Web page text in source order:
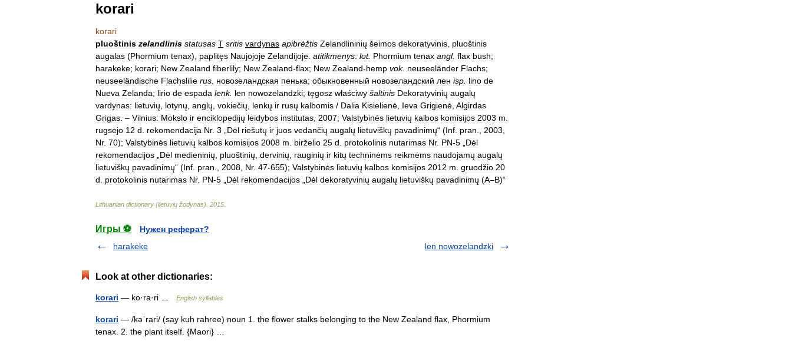
korari
korari
pluoštinis zelandlinis statusas T sritis vardynas apibrėžtis Zelandlininių šeimos dekoratyvinis pluoštinis
augalas (Phormium tenax), paplitęs Naujojoje Zelandijoje atitikmenys: lot. Phormium tenax angl. flax bush;
harakeke; korari; New Zealand fiberlily; New Zealand-flax; New Zealand-hemp vok. neuseeländer Flachs;
neuseeländische Flachslilie rus новозеландская пенька; обыкновенный новозеландский лен isp lino de
Nueva Zelanda; lirio de espada lenk. len nowozelandzki; tęgosz właściwy šaltinis Dekoratyvinių augalų
vardynas: lietuvių lotynų anglų vokiečių lenkų ir rusų kalbomis / Dalia Kisielienė Ieva Grigienė Algirdas
Grigas . – Vilnius: Mokslo ir enciklopedijų leidybos institutas 2007; Valstybinės lietuvių kalbos komisijos 2003 m
rugsėjo 12 d rekomendacija Nr. 3 Dėl riešutų ir juos vedančių augalų lietuviškų pavadinimų“ (Inf pran 2003
Nr. 70); Valstybinės lietuvių kalbos komisijos 2008 m birželio 25 d protokolinis nutarimas Nr. PN-5
Dėl
rekomendacijos
Dėl medieninių pluoštinių dervinių rauginių ir kitų techninėms reikmėms naudojamų augalų
lietuviškų pavadinimų“ (Inf pran 2008 Nr. 47-655); Valstybinės lietuvių kalbos komisijos 2012 m gruodžio 20
d
protokolinis nutarimas Nr. PN-5 Dėl rekomendacijos Dėl dekoratyvinių augalų lietuviškų pavadinimų (A–B)“
Lithuanian dictionary (lietuvių žodynas) 2015
Игры ⚽
Нужен реферат?
harakeke
len nowozelandzki
Look at other dictionaries:
korari — ko·ra·ri … English syllables
korari — /kəˈrari/ (say kuh rahree) noun 1. the flower stalks belonging to the New Zealand flax, Phormium
tenax. 2. the plant itself. {Maori} …